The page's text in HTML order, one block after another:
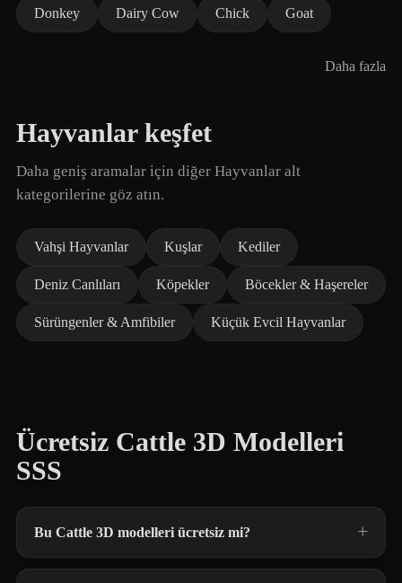
Donkey Dairy Cow Chick Goat
Daha fazla
Hayvanlar keşfet
Daha geniş aramalar için diğer Hayvanlar alt
kategorilerine göz atın.
Vahşi Hayvanlar Kuşlar Kediler
Deniz Canlıları Köpekler Böcekler & Haşereler
Sürüngenler & Amfibiler Küçük Evcil Hayvanlar
Ücretsiz Cattle 3D Modelleri
SSS
Bu Cattle 3D modelleri ücretsiz mi?